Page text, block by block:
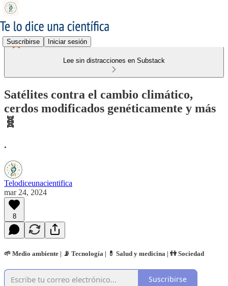
Suscribirse Iniciar sesión
Lee sin distracciones en Substack
Satélites contra el cambio climático,
cerdos modificados genéticamente y más
🧬
.
Telodiceunacientifica
mar 24, 2024
8
🌱 Medio ambiente | 📡 Tecnología | 💊 Salud y medicina | 👫 Sociedad
Suscribirse